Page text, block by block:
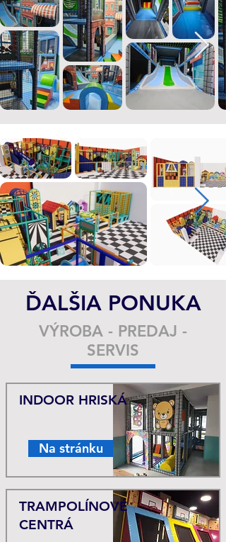
ĎALŠIA PONUKA
VÝROBA - PREDAJ -
SERVIS
Na stránku
INDOOR HRISKÁ
TRAMPOLÍNOVÉ
CENTRÁ